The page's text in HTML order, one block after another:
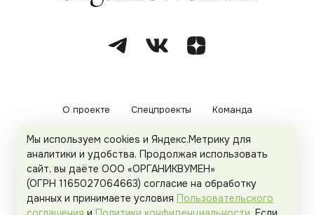
О проекте Спецпроекты Команда
Рекламодателям Политика конфиденциальности
Пользовательское соглашение
Мы используем cookies и Яндекс.Метрику для
аналитики и удобства. Продолжая использовать
сайт, вы даёте ООО «ОРГАНИКВУМЕН»
(ОГРН 1165027064663) согласие на обработку
данных и принимаете условия Пользовательского